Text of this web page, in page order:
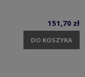
151,70 zł
DO KOSZYKA